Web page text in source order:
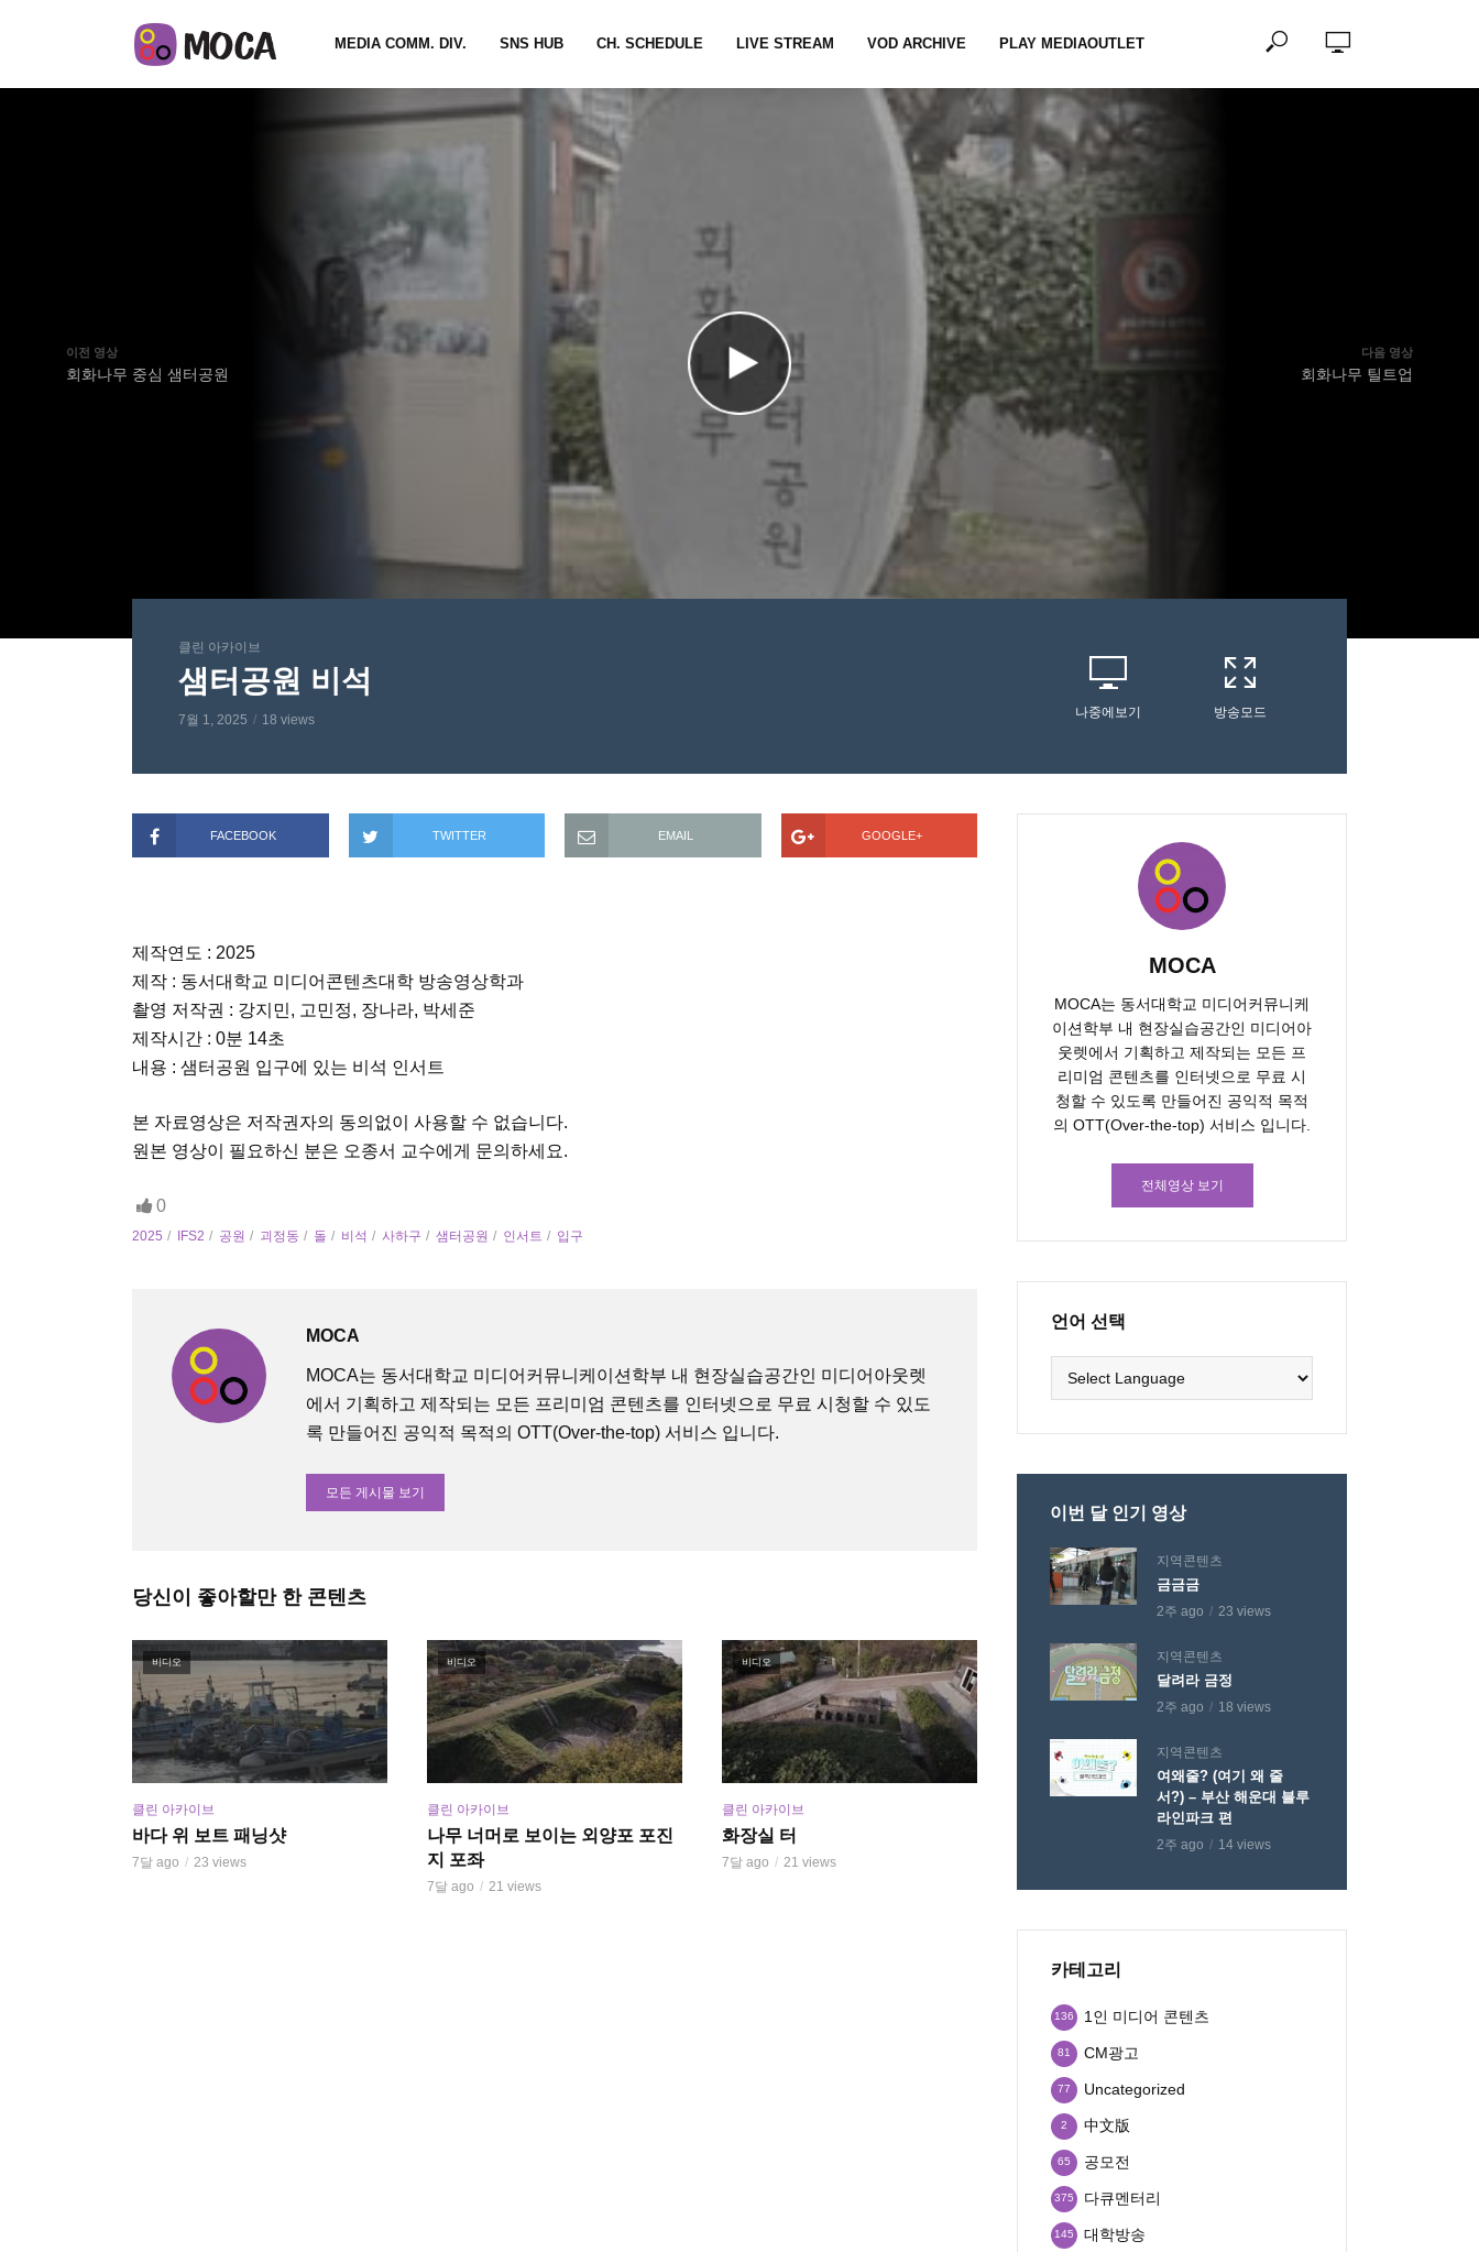
MEDIA COMM. DIV. SNS HUB CH. SCHEDULE LIVE STREAM VOD ARCHIVE PLAY MEDIAOUTLET
이전 영상
회화나무 중심 샘터공원
다음 영상
회화나무 틸트업
클린 아카이브
샘터공원 비석
7월 1, 2025 18 views
나중에보기 방송모드
FACEBOOK TWITTER EMAIL GOOGLE+
제작연도 : 2025
제작 : 동서대학교 미디어콘텐츠대학 방송영상학과
촬영 저작권 : 강지민, 고민정, 장나라, 박세준
제작시간 : 0분 14초
내용 : 샘터공원 입구에 있는 비석 인서트
본 자료영상은 저작권자의 동의없이 사용할 수 없습니다.
원본 영상이 필요하신 분은 오종서 교수에게 문의하세요.
0
2025 IFS2 공원 괴정동 돌 비석 사하구 샘터공원 인서트 입구
MOCA
MOCA는 동서대학교 미디어커뮤니케이션학부 내 현장실습공간인 미디어아웃렛
에서 기획하고 제작되는 모든 프리미엄 콘텐츠를 인터넷으로 무료 시청할 수 있도
록 만들어진 공익적 목적의 OTT(Over-the-top) 서비스 입니다.
모든 게시물 보기
당신이 좋아할만 한 콘텐츠
비디오
클린 아카이브
바다 위 보트 패닝샷
7달 ago 23 views
비디오
클린 아카이브
나무 너머로 보이는 외양포 포진
지 포좌
7달 ago 21 views
비디오
클린 아카이브
화장실 터
7달 ago 21 views
MOCA
MOCA는 동서대학교 미디어커뮤니케
이션학부 내 현장실습공간인 미디어아
웃렛에서 기획하고 제작되는 모든 프
리미엄 콘텐츠를 인터넷으로 무료 시
청할 수 있도록 만들어진 공익적 목적
의 OTT(Over-the-top) 서비스 입니다.
전체영상 보기
언어 선택
이번 달 인기 영상
지역콘텐츠
금금금
2주 ago 23 views
지역콘텐츠
달려라 금정
2주 ago 18 views
지역콘텐츠
여왜줄? (여기 왜 줄
서?) – 부산 해운대 블루
라인파크 편
2주 ago 14 views
카테고리
1인 미디어 콘텐츠
136
CM광고
81
Uncategorized
77
中文版
2
공모전
65
다큐멘터리
375
대학방송
145